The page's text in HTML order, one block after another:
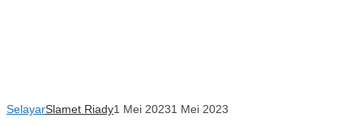
SelayarSlamet Riady1 Mei 20231 Mei 2023